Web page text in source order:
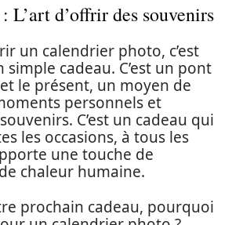
L’art d’offrir des souvenirs
un calendrier photo, c’est
simple cadeau. C’est un pont
le présent, un moyen de
personnels et
C’est un cadeau qui
les occasions, à tous les
une touche de
chaleur humaine.
prochain cadeau, pourquoi